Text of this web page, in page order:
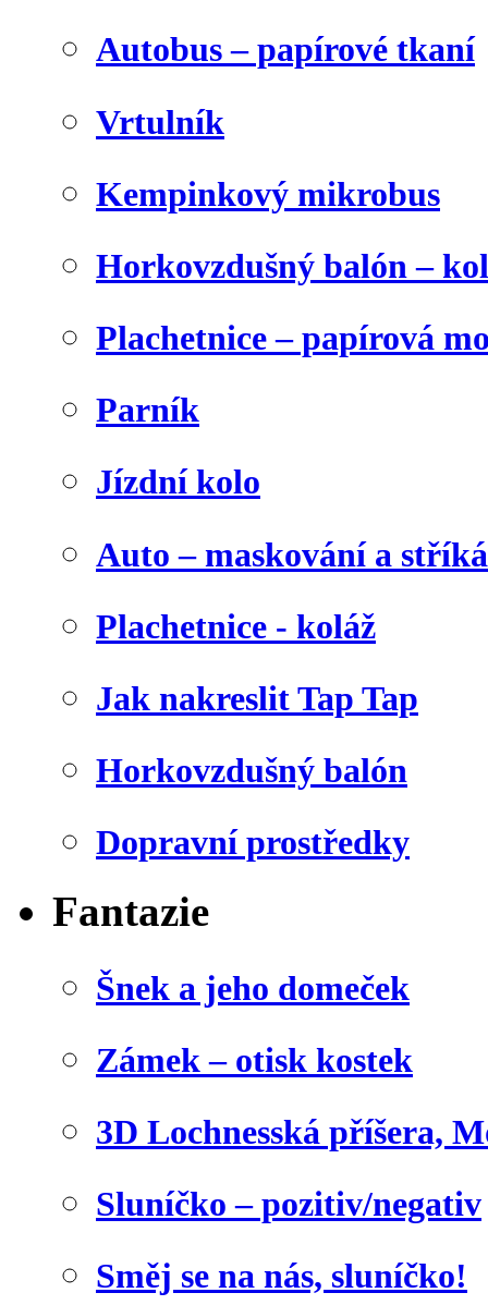
Autobus – papírové tkaní
Vrtulník
Kempinkový mikrobus
Horkovzdušný balón –
Plachetnice – papírová
Parník
Jízdní kolo
Auto – maskování a
Plachetnice - koláž
Jak nakreslit Tap Tap
Horkovzdušný balón
Dopravní prostředky
Fantazie
Šnek a jeho domeček
Zámek – otisk kostek
3D Lochnesská příšera,
Sluníčko – pozitiv/negativ
Směj se na nás, sluníčko!